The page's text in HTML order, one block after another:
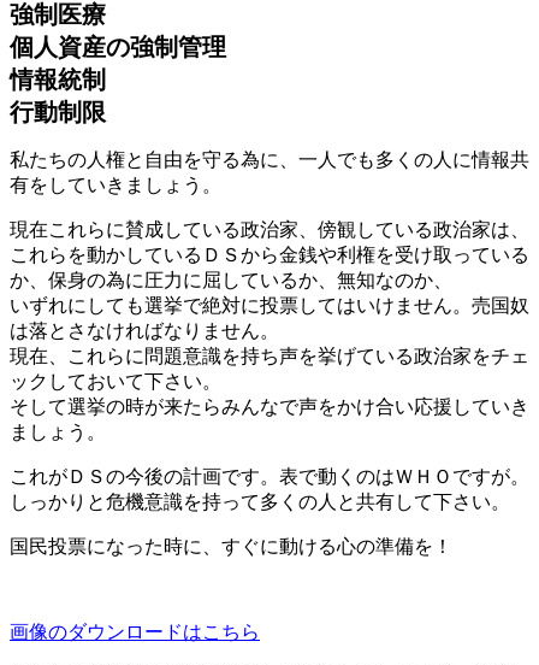
強制医療
個人資産の強制管理
情報統制
行動制限
私たちの人権と自由を守る為に、一人でも多くの人に情報共
有をしていきましょう。
現在これらに賛成している政治家、傍観している政治家は、
これらを動かしているＤＳから金銭や利権を受け取っている
か、保身の為に圧力に屈しているか、無知なのか、
いずれにしても選挙で絶対に投票してはいけません。売国奴
は落とさなければなりません。
現在、これらに問題意識を持ち声を挙げている政治家をチェ
ックしておいて下さい。
そして選挙の時が来たらみんなで声をかけ合い応援していき
ましょう。
これがＤＳの今後の計画です。表で動くのはＷＨＯですが。
しっかりと危機意識を持って多くの人と共有して下さい。
国民投票になった時に、すぐに動ける心の準備を！
画像のダウンロードはこちら